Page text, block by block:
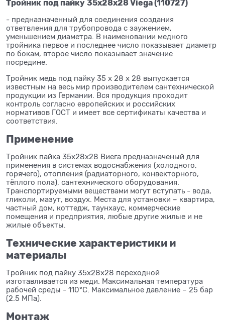
Тройник под пайку 35x28x28 Viega (110727)
- предназначенный для соединения создания
ответвления для трубопровода с заужением,
уменьшением диаметра. В наименовании медного
тройника первое и последнее число показывает диаметр
по бокам, второе число показывает значение
посредине.
Тройник медь под пайку 35 x 28 x 28 выпускается
известным на весь мир производителем сантехнической
продукции из Германии. Вся продукция проходит
контроль согласно европейских и российских
нормативов ГОСТ и имеет все сертификаты качества и
соответствия.
Применение
Тройник пайка 35x28x28 Виега предназначеный для
применения в системах водоснабжения (холодного,
горячего), отопления (радиаторного, конвекторного,
тёплого пола), сантехнического оборудования.
Транспортируемыми веществами могут вступать - вода,
гликоли, мазут, воздух. Места для установки – квартира,
частный дом, коттедж, таунхаус, коммерческие
помещения и предприятия, любые другие жилые и не
жилые объекты.
Технические характеристики и
материалы
Тройник под пайку 35x28x28 переходной
изготавливается из меди. Максимальная температура
рабочей среды - 110°C. Максимальное давление – 25 бар
(2.5 МПа).
Монтаж